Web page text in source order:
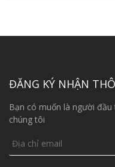
ĐĂNG KÝ NHẬN
Bạn có muốn là người
chúng tôi